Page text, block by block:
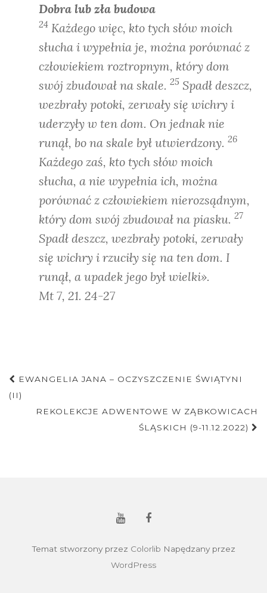
Dobra lub zła budowa
24 Każdego więc, kto tych słów moich
słucha i wypełnia je, można porównać z
człowiekiem roztropnym, który dom
swój zbudował na skale. 25 Spadł deszcz,
wezbrały potoki, zerwały się wichry i
uderzyły w ten dom. On jednak nie
runął, bo na skale był utwierdzony. 26
Każdego zaś, kto tych słów moich
słucha, a nie wypełnia ich, można
porównać z człowiekiem nierozsądnym,
który dom swój zbudował na piasku. 27
Spadł deszcz, wezbrały potoki, zerwały
się wichry i rzuciły się na ten dom. I
runął, a upadek jego był wielki».
Mt 7, 21. 24-27
Nawigacja
postu
EWANGELIA JANA – OCZYSZCZENIE ŚWIĄTYNI
(II)
REKOLEKCJE ADWENTOWE W ZĄBKOWICACH
ŚLĄSKICH (9-11.12.2022)
Temat stworzony przez Colorlib Napędzany przez
WordPress